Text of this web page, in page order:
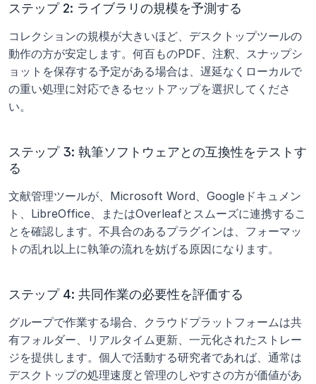
ステップ 2: ライブラリの規模を予測する
コレクションの規模が大きいほど、デスクトップツールの
動作の方が安定します。何百ものPDF、注釈、スナップシ
ョットを保存する予定がある場合は、遅延なくローカルで
の重い処理に対応できるセットアップを選択してくださ
い。
ステップ 3: 執筆ソフトウェアとの互換性をテストす
る
文献管理ツールが、Microsoft Word、Googleドキュメン
ト、LibreOffice、またはOverleafとスムーズに連携するこ
とを確認します。不具合のあるプラグインは、フォーマッ
トの乱れ以上に執筆の流れを妨げる原因になります。
ステップ 4: 共同作業の必要性を評価する
グループで作業する場合、クラウドプラットフォームは共
有フォルダー、リアルタイム更新、一元化されたストレー
ジを提供します。個人で活動する研究者であれば、通常は
デスクトップの処理速度と管理のしやすさの方が価値があ